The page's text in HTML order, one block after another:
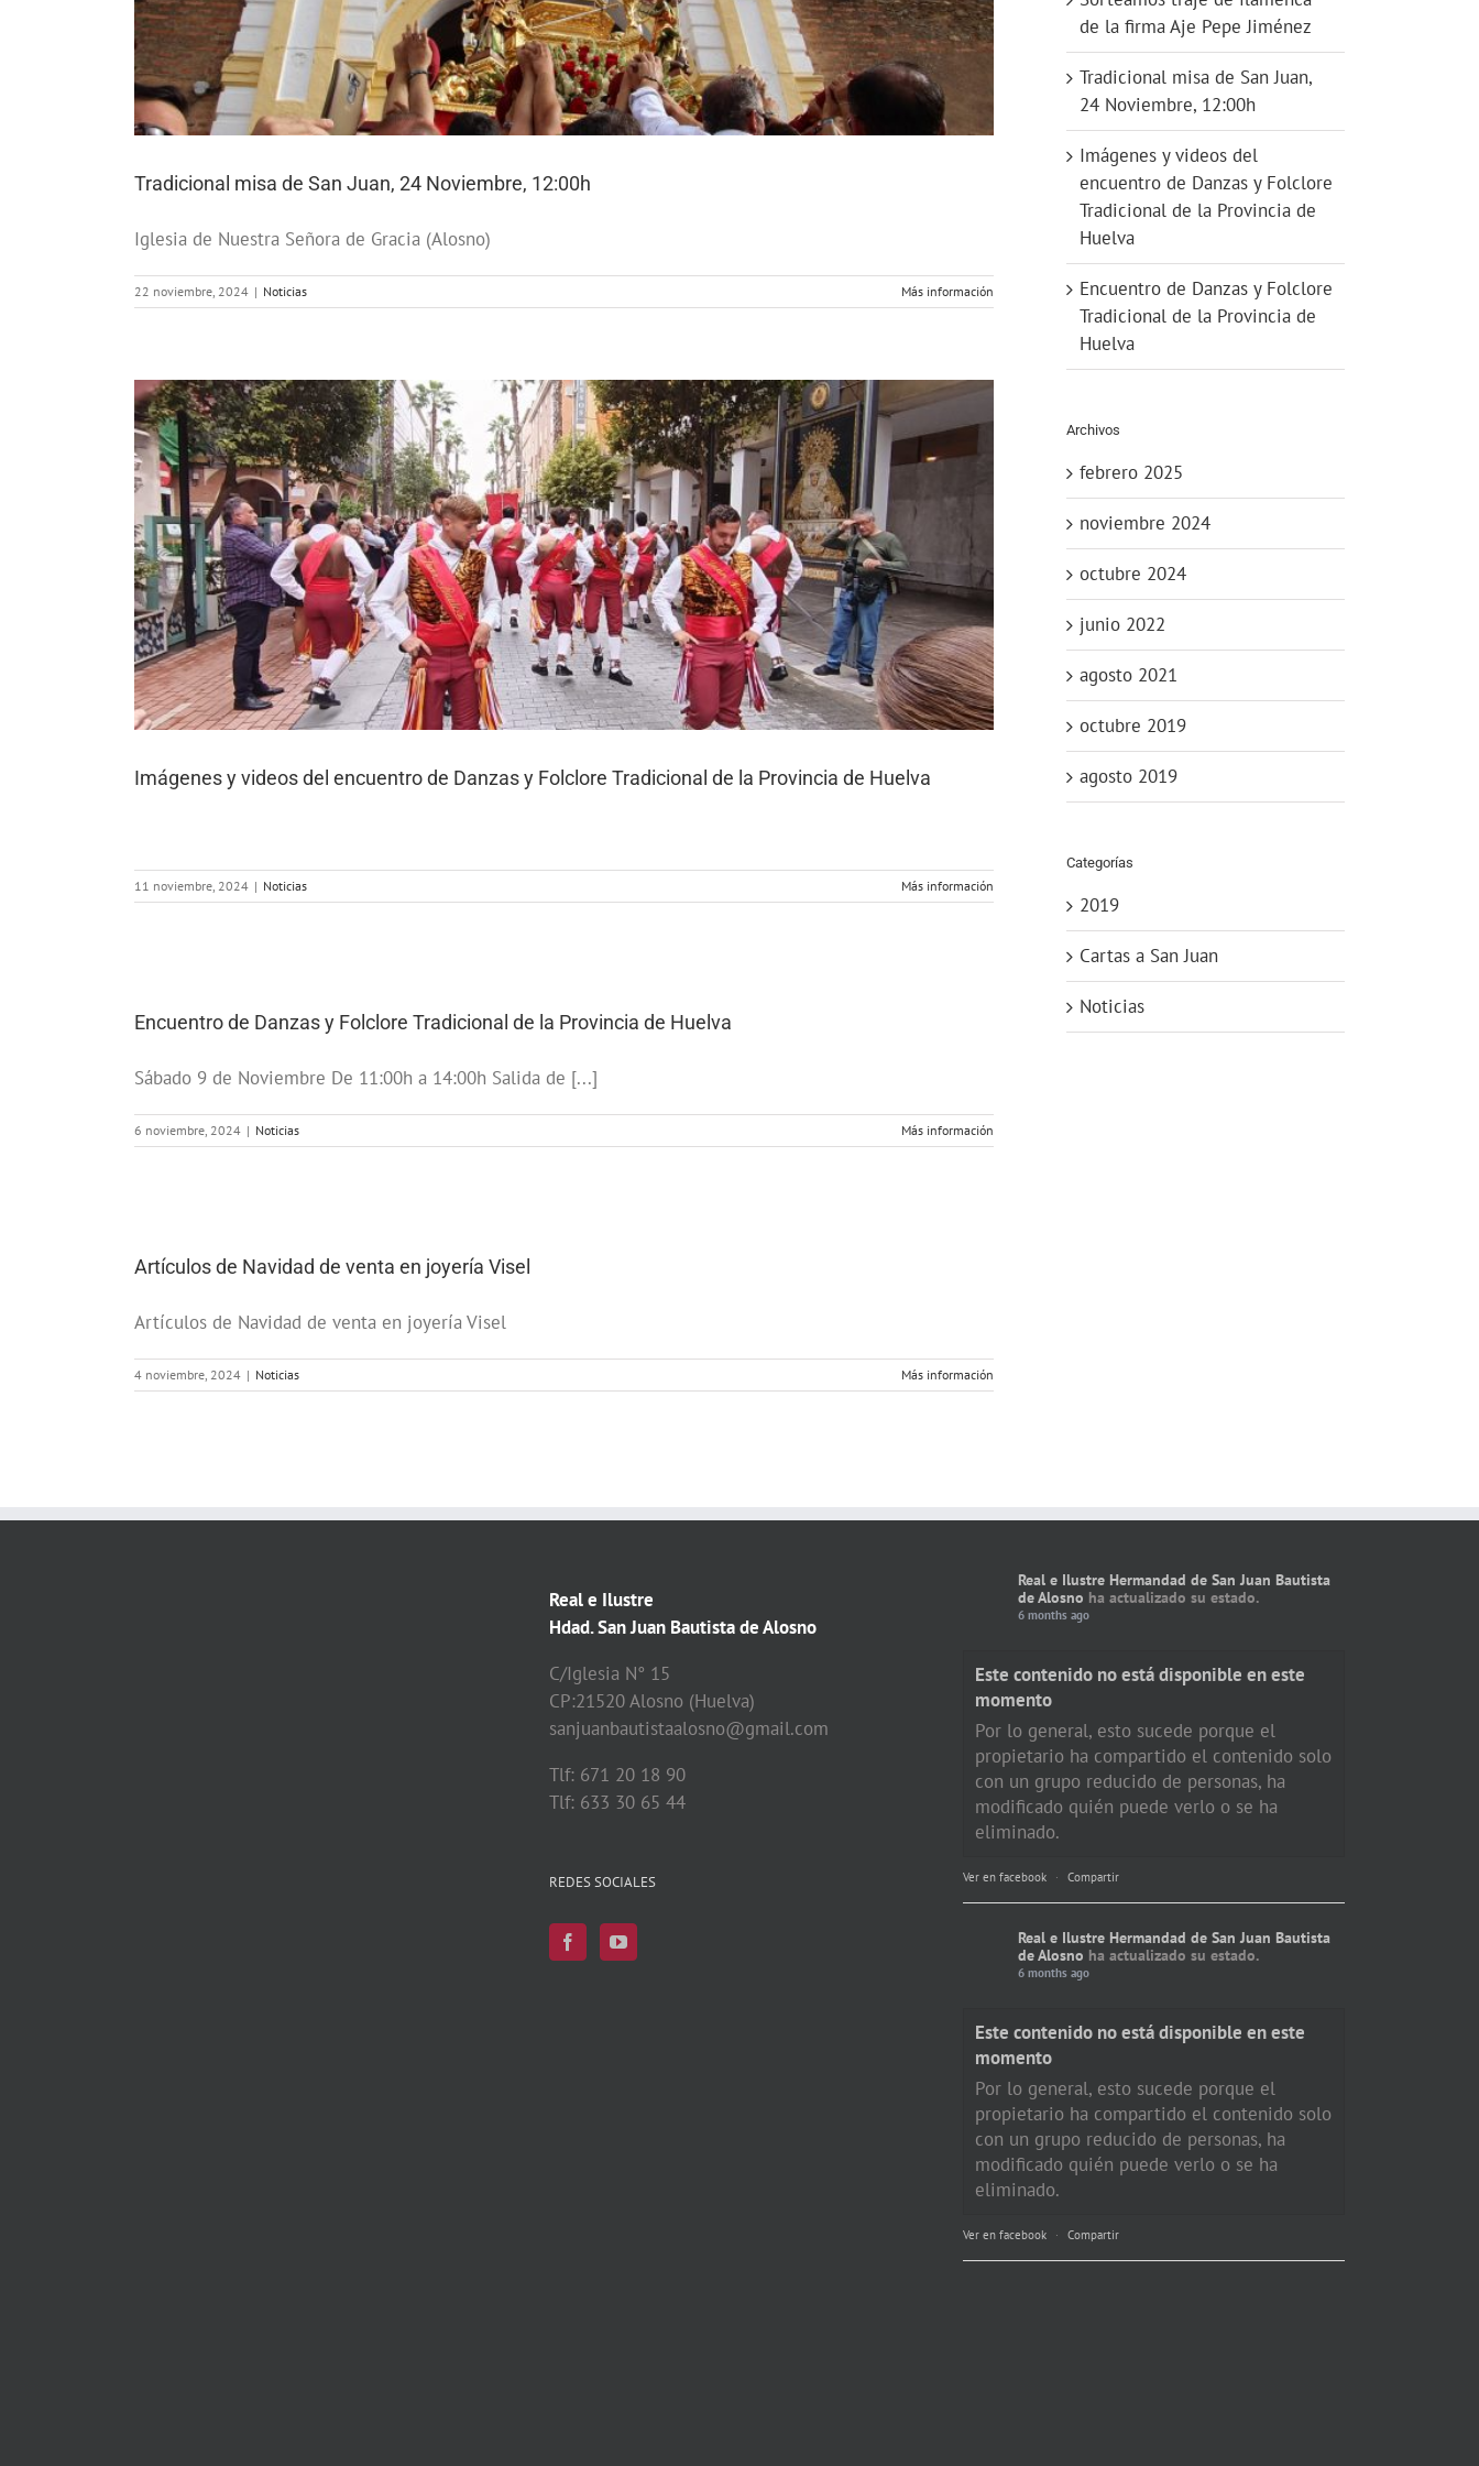
Tradicional misa de San Juan, 24 Noviembre, 12:00h
Iglesia de Nuestra Señora de Gracia (Alosno)
22 noviembre, 2024 | Noticias Más información
Imágenes y videos del encuentro de Danzas y Folclore Tradicional de la Provincia de Huelva
11 noviembre, 2024 | Noticias Más información
Encuentro de Danzas y Folclore Tradicional de la Provincia de Huelva
Sábado 9 de Noviembre De 11:00h a 14:00h Salida de [...]
6 noviembre, 2024 | Noticias Más información
Artículos de Navidad de venta en joyería Visel
Artículos de Navidad de venta en joyería Visel
4 noviembre, 2024 | Noticias Más información
de la firma Aje Pepe Jiménez
Tradicional misa de San Juan,
24 Noviembre, 12:00h
Imágenes y videos del
encuentro de Danzas y Folclore
Tradicional de la Provincia de
Huelva
Encuentro de Danzas y Folclore
Tradicional de la Provincia de
Huelva
Archivos
febrero 2025
noviembre 2024
octubre 2024
junio 2022
agosto 2021
octubre 2019
agosto 2019
Categorías
2019
Cartas a San Juan
Noticias
Real e Ilustre
Hdad. San Juan Bautista de Alosno
C/Iglesia N° 15
CP:21520 Alosno (Huelva)
sanjuanbautistaalosno@gmail.com
Tlf: 671 20 18 90
Tlf: 633 30 65 44
REDES SOCIALES
Real e Ilustre Hermandad de San Juan Bautista
de Alosno ha actualizado su estado.
6 months ago
Este contenido no está disponible en este
momento
Por lo general, esto sucede porque el
propietario ha compartido el contenido solo
con un grupo reducido de personas, ha
modificado quién puede verlo o se ha
eliminado.
Ver en facebook · Compartir
Real e Ilustre Hermandad de San Juan Bautista
de Alosno ha actualizado su estado.
6 months ago
Este contenido no está disponible en este
momento
Por lo general, esto sucede porque el
propietario ha compartido el contenido solo
con un grupo reducido de personas, ha
modificado quién puede verlo o se ha
eliminado.
Ver en facebook · Compartir